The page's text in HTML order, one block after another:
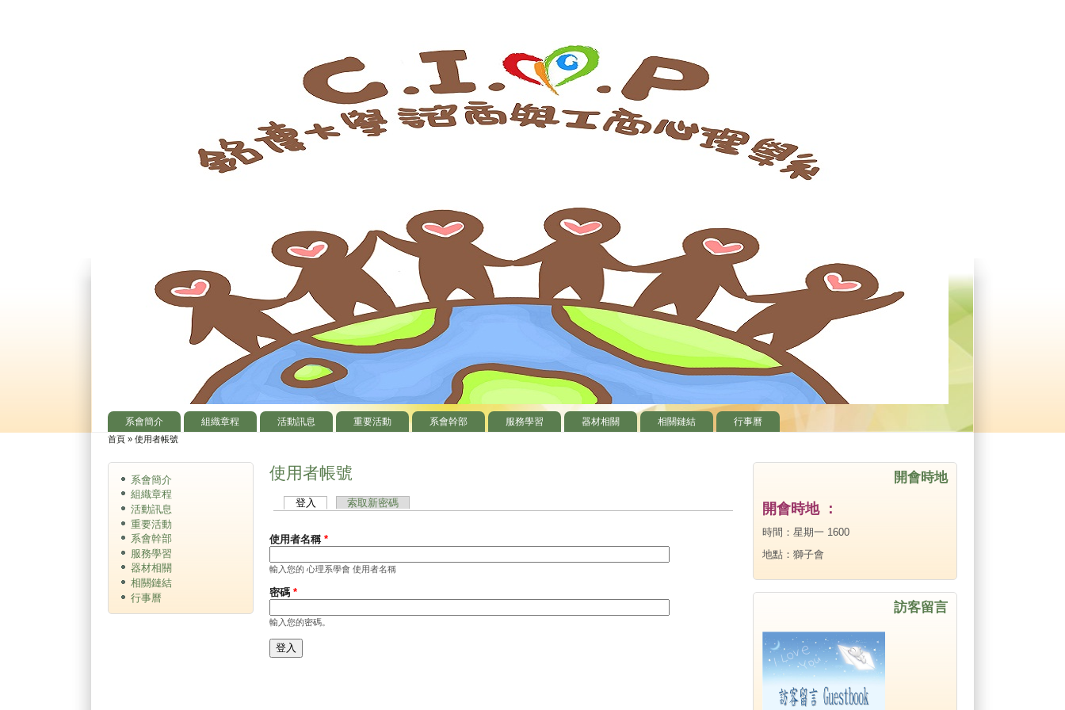
主選單
系會簡介 組織章程 活動訊息 重要活動 系會幹部 服務學習 器材相關 相關鏈結 行事曆
您在這裡
首頁 »使用者帳號
使用者帳號
主要索引標籤
登入 (作用中頁籤)索取新密碼
使用者名稱*
輸入您的 心理系學會 使用者名稱
密碼*
輸入您的密碼。
系會簡介
組織章程
活動訊息
重要活動
系會幹部
服務學習
器材相關
相關鏈結
行事曆
開會時地
開會時地 ：
時間：星期一 1600
地點：獅子會
訪客留言